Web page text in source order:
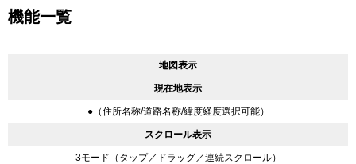
機能一覧
地図表示
現在地表示
●（住所名称/道路名称/緯度経度選択可能）
スクロール表示
3モード（タップ／ドラッグ／連続スクロール）